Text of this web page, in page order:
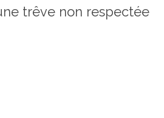
trêve non respectée